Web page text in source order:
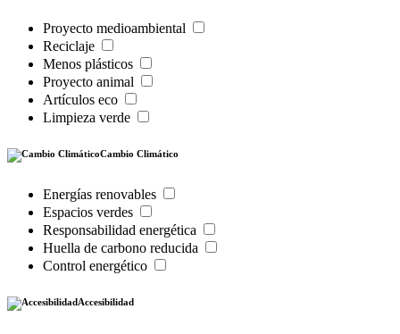
Proyecto medioambiental
Reciclaje
Menos plásticos
Proyecto animal
Artículos eco
Limpieza verde
Cambio Climático
Energías renovables
Espacios verdes
Responsabilidad energética
Huella de carbono reducida
Control energético
Accesibilidad